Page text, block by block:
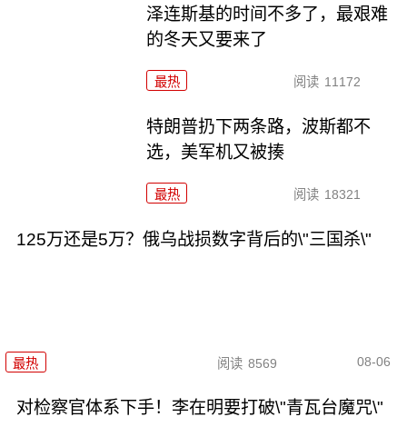
泽连斯基的时间不多了，最艰难
的冬天又要来了
最热 阅读 11172
特朗普扔下两条路，波斯都不
选，美军机又被揍
最热 阅读 18321
125万还是5万？俄乌战损数字背后的\"三国杀\"
最热 阅读 8569 08-06
对检察官体系下手！李在明要打破\"青瓦台魔咒\"